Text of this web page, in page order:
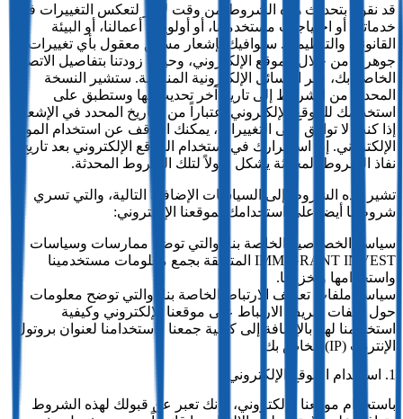
قد نقوم بتحديث هذه الشروط من وقت لآخر لتعكس التغييرات في
خدماتنا، أو احتياجات مستخدمينا، أو أولويات أعمالنا، أو البيئة
القانونية والتنظيمية. سنوافيك بإشعار مسبق معقول بأي تغييرات
جوهرية من خلال الموقع الإلكتروني، وحيثما زودتنا بتفاصيل الاتصال
الخاصة بك، عبر الوسائل الإلكترونية المناسبة. ستشير النسخة
المحدثة من الشروط إلى تاريخ آخر تحديث لها وستطبق على
استخدامك للموقع الإلكتروني اعتباراً من التاريخ المحدد في الإشعار.
إذا كنت لا توافق على التغييرات، يمكنك التوقف عن استخدام الموقع
الإلكتروني. إن استمرارك في استخدام الموقع الإلكتروني بعد تاريخ
نفاذ الشروط المحدثة يشكل قبولاً لتلك الشروط المحدثة.
تشير هذه الشروط إلى السياسات الإضافية التالية، والتي تسري
شروطها أيضاً على استخدامك لموقعنا الإلكتروني:
سياسة الخصوصية الخاصة بنا، والتي توضح ممارسات وسياسات
IMMIGRANT INVEST المتعلقة بجمع معلومات مستخدمينا
واستخدامها وتخزينها.
سياسة ملفات تعريف الارتباط الخاصة بنا، والتي توضح معلومات
حول ملفات تعريف الارتباط على موقعنا الإلكتروني وكيفية
استخدامنا لها، بالإضافة إلى كيفية جمعنا واستخدامنا لعنوان بروتول
الإنترنت (IP) الخاص بك.
1. استخدام الموقع الإلكتروني
باستخدام موقعنا الإلكتروني، فإنك تعبر عن قبولك لهذه الشروط